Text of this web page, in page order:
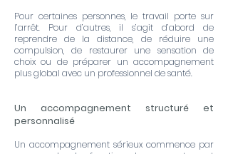
Pour certaines personnes, le travail porte sur
l’arrêt. Pour d’autres, il s’agit d’abord de
reprendre de la distance, de réduire une
compulsion, de restaurer une sensation de
choix ou de préparer un accompagnement
plus global avec un professionnel de santé.
Un accompagnement structuré et
personnalisé
Un accompagnement sérieux commence par